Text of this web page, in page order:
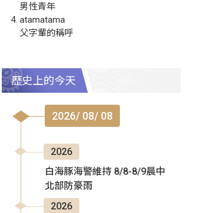
男性青年
atamatama
父字輩的稱呼
歷史上的今天
2026/ 08/ 08
2026
白海豚海警維持 8/8-8/9晨中
北部防豪雨
2026